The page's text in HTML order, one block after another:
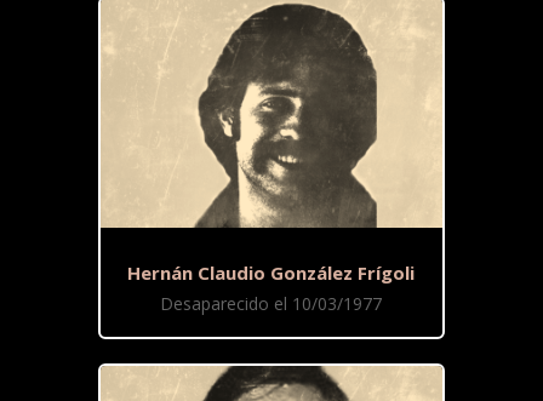
Hernán Claudio González Frígoli
Desaparecido el 10/03/1977